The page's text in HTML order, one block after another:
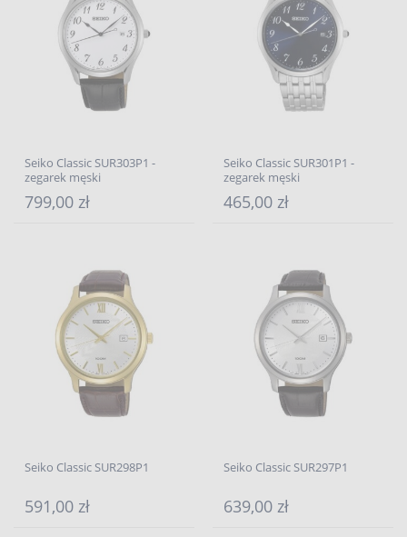
Seiko Classic SUR303P1 -
zegarek męski
799,00 zł
Seiko Classic SUR301P1 -
zegarek męski
465,00 zł
Seiko Classic SUR298P1
591,00 zł
Seiko Classic SUR297P1
639,00 zł